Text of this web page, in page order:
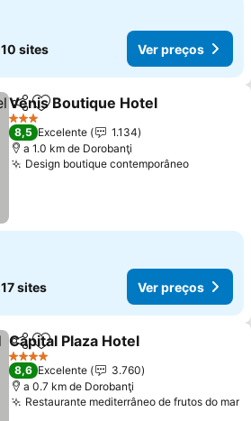
10 sites Ver preços
PartilharAdicionar aos favoritos
Venis Boutique Hotel
3 Estrelas
8,5 Excelente
1.134
a 1.0 km de Dorobanţi
Design boutique contemporâneo
17 sites Ver preços
PartilharAdicionar aos favoritos
Capital Plaza Hotel
4 Estrelas
8,6 Excelente
3.760
a 0.7 km de Dorobanţi
Restaurante mediterrâneo de frutos do mar